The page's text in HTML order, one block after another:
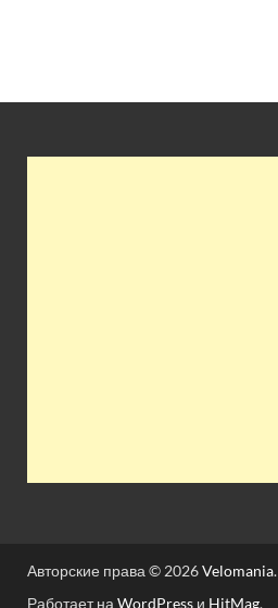
Авторские права © 2026Velomania.
Работает на WordPress и HitMag.